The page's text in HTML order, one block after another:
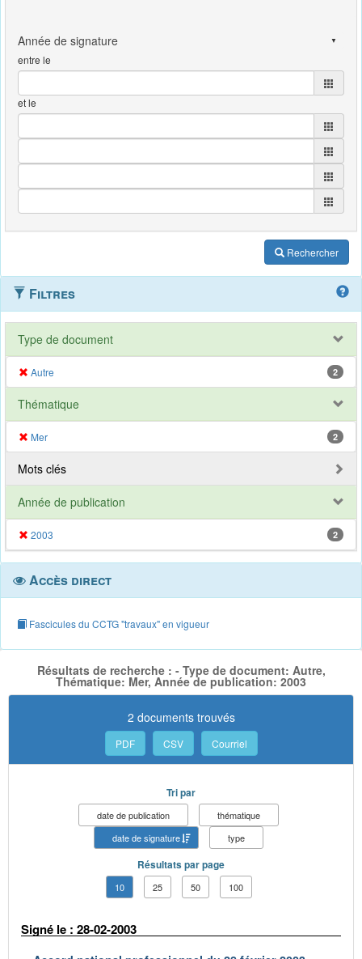
entre le
et le
Rechercher
Filtres
Type de document
Autre 2
Thématique
Mer 2
Mots clés
Année de publication
2003 2
Accès direct
Fascicules du CCTG "travaux" en vigueur
Résultats de recherche : - Type de document: Autre,
Thématique: Mer, Année de publication: 2003
2 documents trouvés
PDF CSV Courriel
Tri par
date de publication
thématique
date de signature
type
Résultats par page
10 25 50 100
Signé le : 28-02-2003